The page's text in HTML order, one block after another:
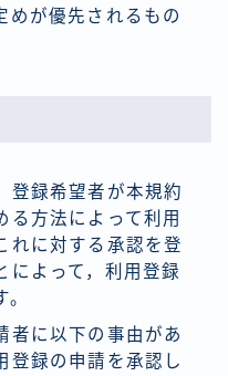
めが優先されるもの
登録希望者が本規約
る方法によって利用
れに対する承認を登
によって，利用登録
者に以下の事由があ
登録の申請を承認し